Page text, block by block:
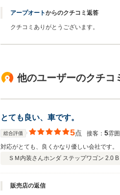
アープオートからのクチコミ返答
クチコミありがとうございます。
他のユーザーのクチコ
とても良い、車です。
総合評価 5点 接客： 5雰囲
対応がとても、良くかなり優しい会社です。
ＳＭ内装さんホンダ ステップワゴン 2.0 B
販売店の返信